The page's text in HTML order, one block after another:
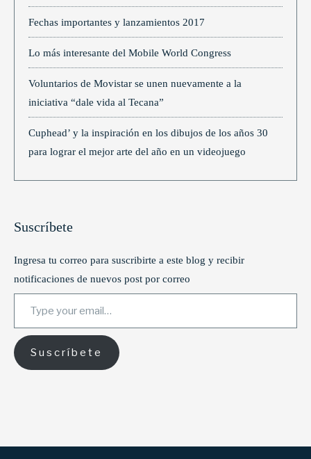
Fechas importantes y lanzamientos 2017
Lo más interesante del Mobile World Congress
Voluntarios de Movistar se unen nuevamente a la
iniciativa “dale vida al Tecana”
Cuphead’ y la inspiración en los dibujos de los años 30
para lograr el mejor arte del año en un videojuego
Suscríbete
Ingresa tu correo para suscribirte a este blog y recibir
notificaciones de nuevos post por correo
Type your email…
Suscríbete